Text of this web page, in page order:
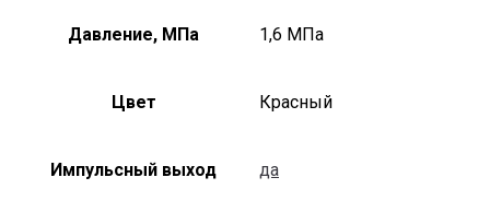
Давление, МПа 1,6 МПа
Цвет Красный
Импульсный выход да